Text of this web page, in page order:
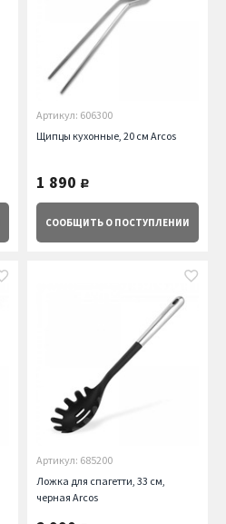
Артикул: 606300
Щипцы кухонные, 20 см Arcos
1 890 руб.
СООБЩИТЬ О ПОСТУПЛЕНИИ
Артикул: 685200
Ложка для спагетти, 33 см,
черная Arcos